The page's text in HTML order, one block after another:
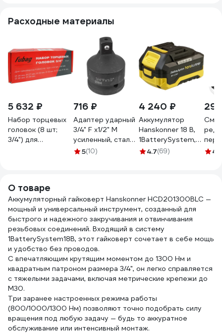
Расходные материалы
5 632 ₽
Набор торцевых
головок (8 шт;
3/4") для
716 ₽
Адаптер ударный
3/4" F х1/2" M
усиленный, сталь
SCM440 Forsage
5(10)
4 240 ₽
Аккумулятор
Hanskonner 18 В,
1BatterySystem,
4.0 Ач HBP2004
4.7(69) 4.8
О товаре
Аккумуляторный гайковерт Hanskonner HСD201300BLC —
мощный и универсальный инструмент, созданный для
быстрого и надежного закручивания и отвинчивания
резьбовых соединений. Входящий в систему
1BatterySystem18В, этот гайковерт сочетает в себе мощь
и удобство без проводов.
С впечатляющим крутящим моментом до 1300 Нм и
квадратным патроном размера 3/4", он легко справляется
с тяжелыми задачами, включая метрические крепежи до
М30.
Три заранее настроенных режима работы
(800/1000/1300 Нм) позволяют точно подобрать силу
вращения под любую задачу — будь то аккуратное
обслуживание или интенсивный монтаж.